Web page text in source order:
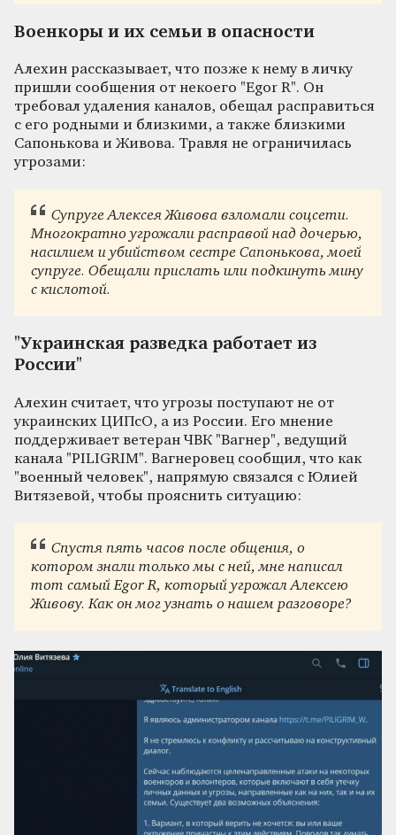
Военкоры и их семьи в опасности
Алехин рассказывает, что позже к нему в личку
пришли сообщения от некоего "Egor R". Он
требовал удаления каналов, обещал расправиться
с его родными и близкими, а также близкими
Сапонькова и Живова. Травля не ограничилась
угрозами:
Супруге Алексея Живова взломали соцсети.
Многократно угрожали расправой над дочерью,
насилием и убийством сестре Сапонькова, моей
супруге. Обещали прислать или подкинуть мину
с кислотой.
"Украинская разведка работает из
России"
Алехин считает, что угрозы поступают не от
украинских ЦИПсО, а из России. Его мнение
поддерживает ветеран ЧВК "Вагнер", ведущий
канала "PILIGRIM". Вагнеровец сообщил, что как
"военный человек", напрямую связался с Юлией
Витязевой, чтобы прояснить ситуацию:
Спустя пять часов после общения, о
котором знали только мы с ней, мне написал
тот самый Egor R, который угрожал Алексею
Живову. Как он мог узнать о нашем разговоре?